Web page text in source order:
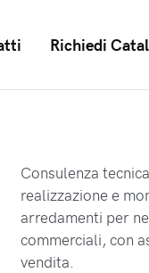
Richiedi
Consulenza
realizzazione e
arredamenti per
commerciali, con
vendita.